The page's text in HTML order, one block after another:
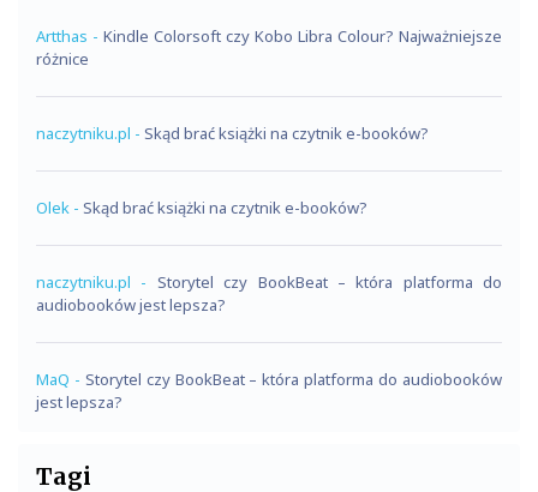
Artthas - Kindle Colorsoft czy Kobo Libra Colour? Najważniejsze
różnice
naczytniku.pl - Skąd brać książki na czytnik e-booków?
Olek - Skąd brać książki na czytnik e-booków?
naczytniku.pl - Storytel czy BookBeat – która platforma do
audiobooków jest lepsza?
MaQ - Storytel czy BookBeat – która platforma do audiobooków
jest lepsza?
Tagi